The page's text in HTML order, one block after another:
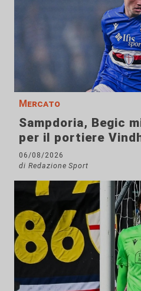
Mercato
Sampdoria, Begic
per il portiere
06/08/2026
di Redazione Sport